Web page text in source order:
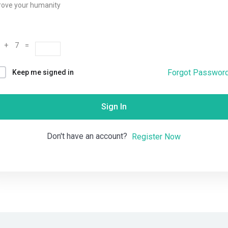
your humanity
+ 7 =
Keep me signed in Forgot
Sign In
Don't have an account? Register Now